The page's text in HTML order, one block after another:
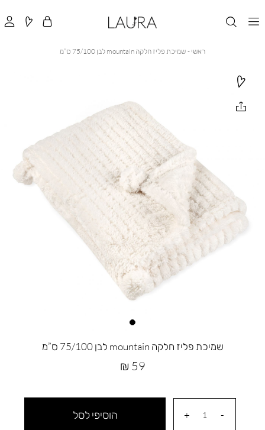
ראשי ראשי
שמיכת פליז חלקה mountain לבן 75/100 ס”מ
שמיכת פליז חלקה mountain לבן 75/100 ס”מ
מחיר
59 ₪
הוסיפי לסל